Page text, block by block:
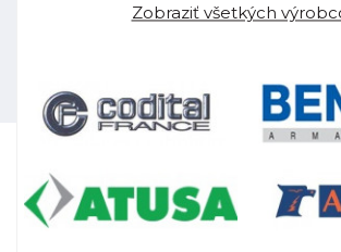
Zobraziť všetkých